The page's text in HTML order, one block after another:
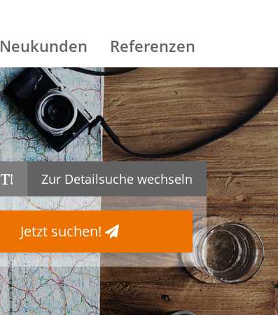
Neukunden Referenzen
Zur Detailsuche wechseln
Jetzt suchen!